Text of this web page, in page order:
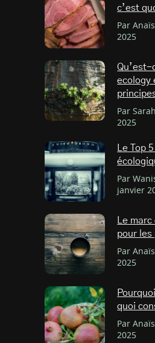
c’est
Par
2025
Qu’est-
ecology
Par
2025
Le Top
Par
janvier
Le
pour les
Par
2025
quoi
Par
2025